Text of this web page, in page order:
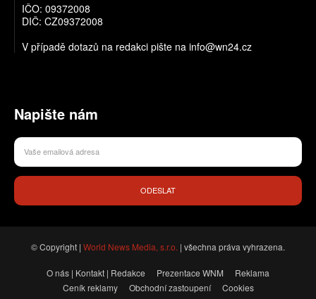
IČO: 09372008
DIČ: CZ09372008
V případě dotazů na redakci pište na info@wn24.cz
Napište nám
ODESLAT
© Copyright | World News Media, s.r.o. | všechna práva vyhrazena.
O nás | Kontakt | Redakce Prezentace WNM
Reklama
Ceník reklamy
Obchodní zastoupení
Cookies